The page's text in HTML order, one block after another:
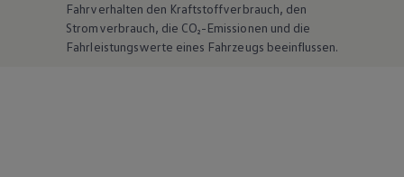
Fahrverhalten den Kraftstoffverbrauch, den
Stromverbrauch, die CO₂-Emissionen und die
Fahrleistungswerte eines Fahrzeugs beeinflussen.